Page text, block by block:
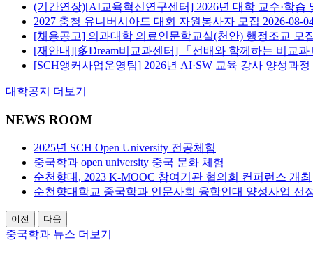
(기간연장)[AI교육혁신연구센터] 2026년 대학 교수·학습
2027 충청 유니버시아드 대회 자원봉사자 모집 2026-08-
[채용공고] 의과대학 의료인문학교실(천안) 행정조교 모
[재안내][多Dream비교과센터] 「선배와 함께하는 비교
[SCH앵커사업운영팀] 2026년 AI·SW 교육 강사 양성과
대학공지 더보기
NEWS ROOM
2025년 SCH Open University 전공체험
중국학과 open university 중국 문화 체험
순천향대, 2023 K-MOOC 참여기관 협의회 컨퍼런스 개최
순천향대학교 중국학과 인문사회 융합인대 양성사업 선
이전 다음
중국학과 뉴스 더보기